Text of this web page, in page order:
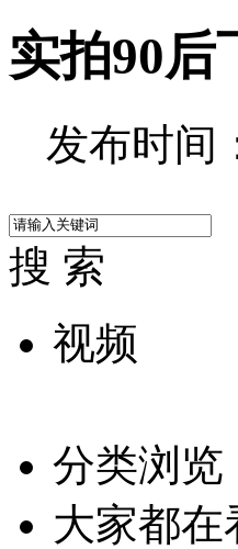
实拍90后
发布时间
搜 索
视频
分类浏览
大家都在